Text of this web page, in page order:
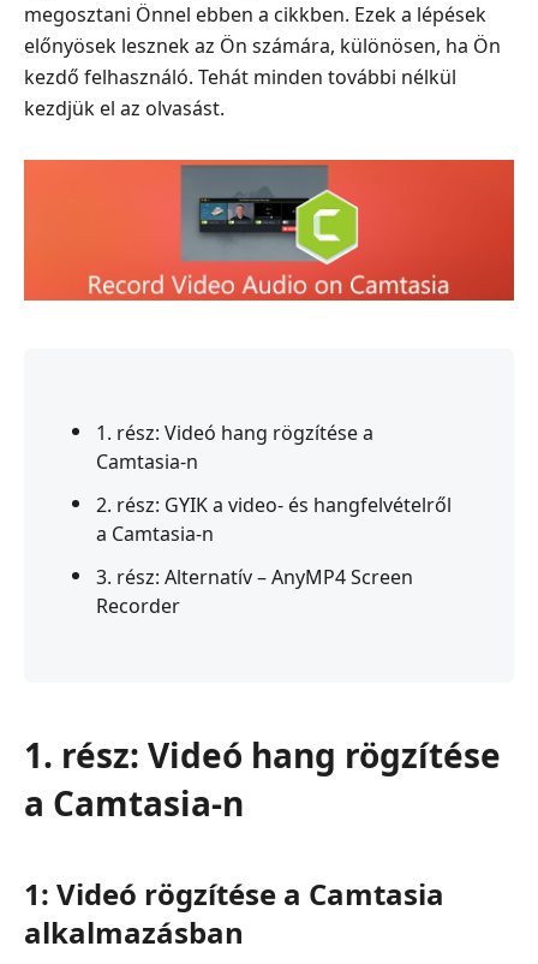
megosztani Önnel ebben a cikkben. Ezek a lépések
előnyösek lesznek az Ön számára, különösen, ha Ön
kezdő felhasználó. Tehát minden további nélkül
kezdjük el az olvasást.
1. rész: Videó hang rögzítése a
Camtasia-n
2. rész: GYIK a video- és hangfelvételről
a Camtasia-n
3. rész: Alternatív – AnyMP4 Screen
Recorder
1. rész: Videó hang rögzítése
a Camtasia-n
1: Videó rögzítése a Camtasia
alkalmazásban